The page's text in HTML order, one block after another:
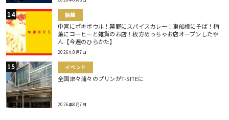
話題
中宮にポキボウル！禁野にスパイスカレー！東船橋にそば！楠
葉にコーヒーと雑貨のお店！枚方めっちゃお店オープンしたや
ん【今週のひらかた】
2026年8月7日
イベント
全国津々浦々のプリンがT-SITEに
2026年8月7日